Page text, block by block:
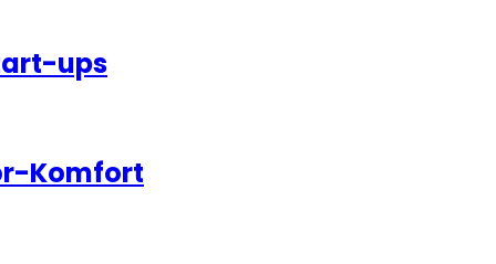
ups
Komfort